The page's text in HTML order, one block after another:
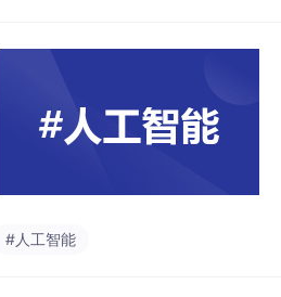
#人工智能